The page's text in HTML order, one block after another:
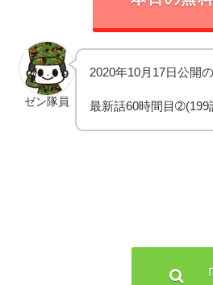
ゼン隊員
2020年10月17日公開
最新話60時間目➁(199